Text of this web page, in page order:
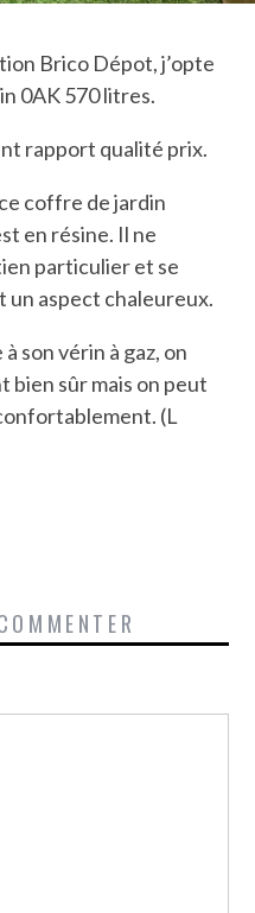
FOURRÉ AUX
ET AUX
DANS LA HALLE
ET POURQUOI PAS
Brico Dépot, j’opte
0AK 570 litres.
rapport qualité prix.
coffre de jardin
en résine. Il ne
particulier et se
un aspect chaleureux.
son vérin à gaz, on
bien sûr mais on peut
(L